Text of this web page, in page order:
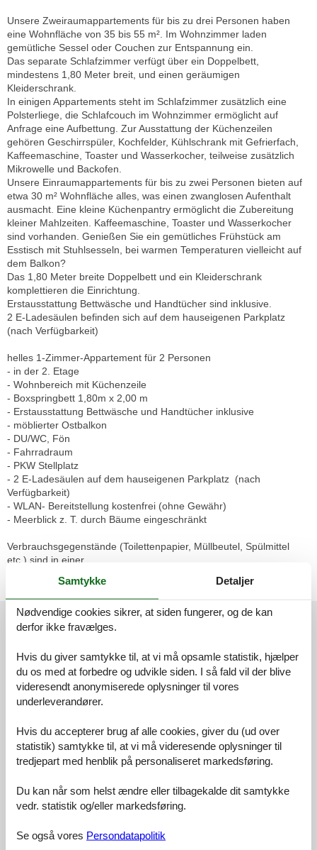
Unsere Zweiraumappartements für bis zu drei Personen haben
eine Wohnfläche von 35 bis 55 m². Im Wohnzimmer laden
gemütliche Sessel oder Couchen zur Entspannung ein.
Das separate Schlafzimmer verfügt über ein Doppelbett,
mindestens 1,80 Meter breit, und einen geräumigen
Kleiderschrank.
In einigen Appartements steht im Schlafzimmer zusätzlich eine
Polsterliege, die Schlafcouch im Wohnzimmer ermöglicht auf
Anfrage eine Aufbettung. Zur Ausstattung der Küchenzeilen
gehören Geschirrspüler, Kochfelder, Kühlschrank mit Gefrierfach,
Kaffeemaschine, Toaster und Wasserkocher, teilweise zusätzlich
Mikrowelle und Backofen.
Unsere Einraumappartements für bis zu zwei Personen bieten auf
etwa 30 m² Wohnfläche alles, was einen zwanglosen Aufenthalt
ausmacht. Eine kleine Küchenpantry ermöglicht die Zubereitung
kleiner Mahlzeiten. Kaffeemaschine, Toaster und Wasserkocher
sind vorhanden. Genießen Sie ein gemütliches Frühstück am
Esstisch mit Stuhlsesseln, bei warmen Temperaturen vielleicht auf
dem Balkon?
Das 1,80 Meter breite Doppelbett und ein Kleiderschrank
komplettieren die Einrichtung.
Erstausstattung Bettwäsche und Handtücher sind inklusive.
2 E-Ladesäulen befinden sich auf dem hauseigenen Parkplatz
(nach Verfügbarkeit)
helles 1-Zimmer-Appartement für 2 Personen
- in der 2. Etage
- Wohnbereich mit Küchenzeile
- Boxspringbett 1,80m x 2,00 m
- Erstausstattung Bettwäsche und Handtücher inklusive
- möblierter Ostbalkon
- DU/WC, Fön
- Fahrradraum
- PKW Stellplatz
- 2 E-Ladesäulen auf dem hauseigenen Parkplatz (nach
Verfügbarkeit)
- WLAN- Bereitstellung kostenfrei (ohne Gewähr)
- Meerblick z. T. durch Bäume eingeschränkt
Verbrauchsgegenstände (Toilettenpapier, Müllbeutel, Spülmittel
etc.) sind in einer
Eksterne anmeldelser
Vores gæsteanmeldelser
4,6
Faciliteter:
Rengøring:
Komfort:
Venlighed:
Beliggenhed:
Samtykke Detaljer
Nødvendige cookies sikrer, at siden fungerer, og de kan
derfor ikke fravælges.
Hvis du giver samtykke til, at vi må opsamle statistik, hjælper
du os med at forbedre og udvikle siden. I så fald vil der blive
videresendt anonymiserede oplysninger til vores
underleverandører.
Hvis du accepterer brug af alle cookies, giver du (ud over
statistik) samtykke til, at vi må videresende oplysninger til
tredjepart med henblik på personaliseret markedsføring.
Du kan når som helst ændre eller tilbagekalde dit samtykke
vedr. statistik og/eller markedsføring.
Se også vores Persondatapolitik